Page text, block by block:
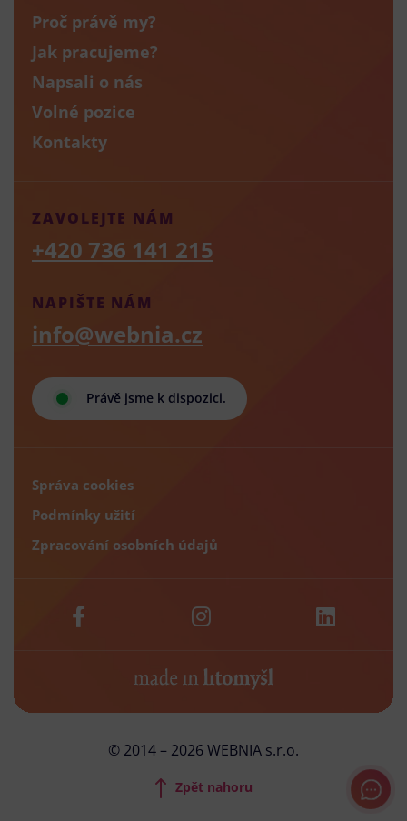
Proč právě my?
Jak pracujeme?
Napsali o nás
Volné pozice
Kontakty
Právě jsme k dispozici.
NAPIŠTE NÁM
info@webnia.cz
ZAVOLEJTE NÁM
+420 736 141 215
Správa cookies
Podmínky užití
Zpracování osobních údajů
© 2014 – 2026 WEBNIA s.r.o.
Zpět nahoru